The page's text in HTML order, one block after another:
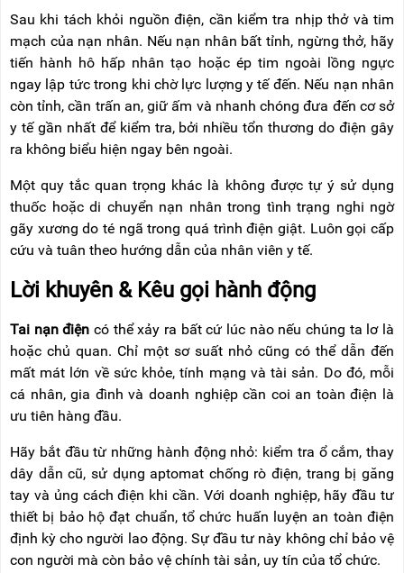
Sau khi tách khỏi nguồn điện, cần kiểm tra nhịp thở và tim
mạch của nạn nhân. Nếu nạn nhân bất tỉnh, ngừng thở, hãy
tiến hành hô hấp nhân tạo hoặc ép tim ngoài lồng ngực
ngay lập tức trong khi chờ lực lượng y tế đến. Nếu nạn nhân
còn tỉnh, cần trấn an, giữ ấm và nhanh chóng đưa đến cơ sở
y tế gần nhất để kiểm tra, bởi nhiều tổn thương do điện gây
ra không biểu hiện ngay bên ngoài.
Một quy tắc quan trọng khác là không được tự ý sử dụng
thuốc hoặc di chuyển nạn nhân trong tình trạng nghi ngờ
gãy xương do té ngã trong quá trình điện giật. Luôn gọi cấp
cứu và tuân theo hướng dẫn của nhân viên y tế.
Lời khuyên & Kêu gọi hành động
Tai nạn điện có thể xảy ra bất cứ lúc nào nếu chúng ta lơ là
hoặc chủ quan. Chỉ một sơ suất nhỏ cũng có thể dẫn đến
mất mát lớn về sức khỏe, tính mạng và tài sản. Do đó, mỗi
cá nhân, gia đình và doanh nghiệp cần coi an toàn điện là
ưu tiên hàng đầu.
Hãy bắt đầu từ những hành động nhỏ: kiểm tra ổ cắm, thay
dây dẫn cũ, sử dụng aptomat chống rò điện, trang bị găng
tay và ủng cách điện khi cần. Với doanh nghiệp, hãy đầu tư
thiết bị bảo hộ đạt chuẩn, tổ chức huấn luyện an toàn điện
định kỳ cho người lao động. Sự đầu tư này không chỉ bảo vệ
con người mà còn bảo vệ chính tài sản, uy tín của tổ chức.